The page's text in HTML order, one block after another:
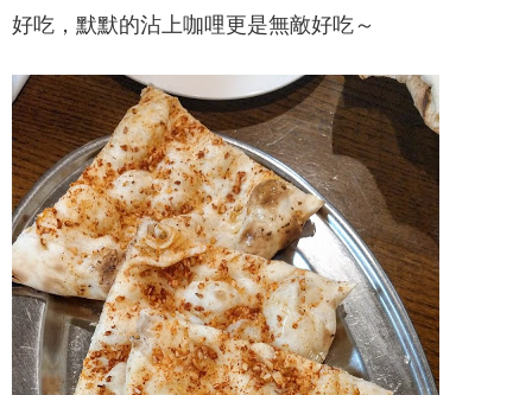
好吃，默默的沾上咖哩更是無敵好吃～